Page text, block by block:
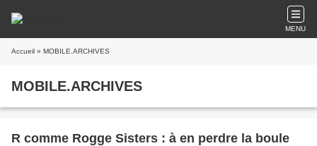
MENU
Accueil » MOBILE.ARCHIVES
MOBILE.ARCHIVES
R comme Rogge Sisters : à en perdre la boule